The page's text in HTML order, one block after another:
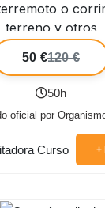
o
terreno y otros
50 €120 €
50h
oficial por
+